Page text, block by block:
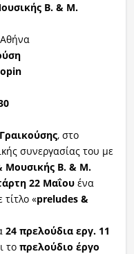
Β. & Μ.
, στο
συνεργασίας του με
Μουσικής Β. & Μ.
22 Μαΐουένα
«preludes &
24 πρελούδια εργ. 11
το πρελούδιο έργο